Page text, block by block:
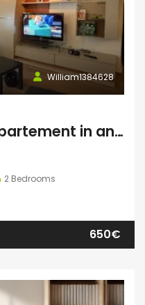
William1384628
Kamer te huur in appartement in antwerpen (Eilandje)
2 Bedrooms
650€